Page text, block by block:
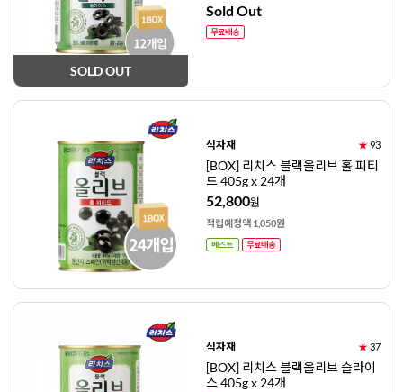
SOLD OUT
Sold Out
식자재 ★93
[BOX] 리치스 블랙올리브 홀 피티
드 405g x 24개
52,800원
적립예정액 1,050원
식자재 ★37
[BOX] 리치스 블랙올리브 슬라이
스 405g x 24개